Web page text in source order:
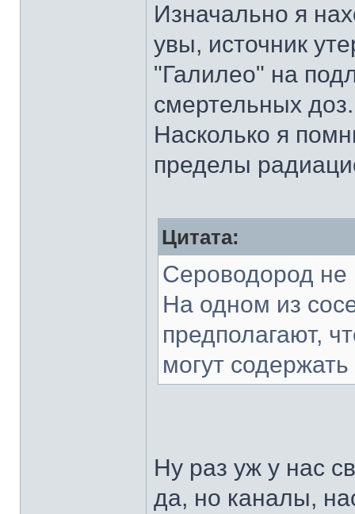
Изначально я
увы, источник
"Галилео" на
смертельных доз.
Насколько я
пределы
Цитата:
Сероводород не
На одном из
предполагают,
могут содержать
Ну раз уж у нас
да, но каналы,